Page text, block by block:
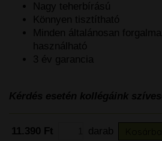
Nagy teherbírású
Könnyen tisztítható
Minden általánosan
használható
3 év garancia
Kérdés esetén kollégáink
11.390 Ft darab